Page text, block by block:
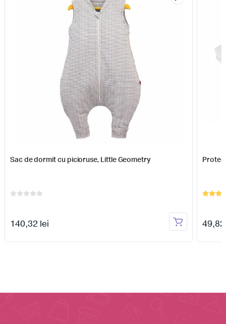
Sac de dormit cu picioruse, Little Geometry
140,32 lei